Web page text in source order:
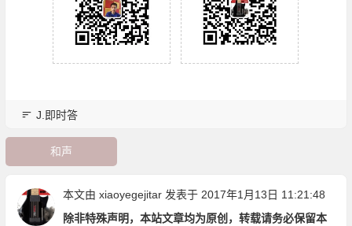
J.即时答
和声
本文由 xiaoyegejitar发表于 2017年1月13日 11:21:48
除非特殊声明，本站文章均为原创，转载请务必保留本